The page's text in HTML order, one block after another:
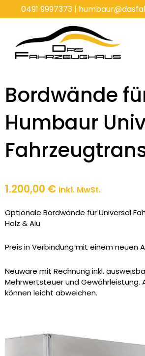
0491 9997373|
Bordwände
Humbaur
1.200,00 € inkl. MwSt.
Optionale Bordwände für Universal
Holz & Alu
Preis in Verbindung mit einem neuen
Neuware mit Rechnung inkl.
Mehrwertsteuer und Gewährleistung.
können leicht abweichen.